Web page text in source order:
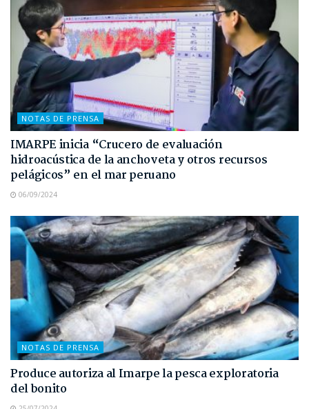
NOTAS DE PRENSA
IMARPE inicia “Crucero de evaluación
hidroacústica de la anchoveta y otros recursos
pelágicos” en el mar peruano
06/09/2024
NOTAS DE PRENSA
Produce autoriza al Imarpe la pesca exploratoria
del bonito